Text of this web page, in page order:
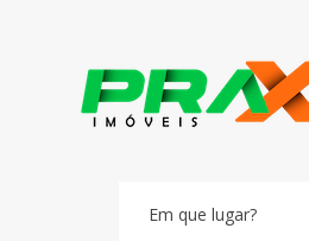
Em que lugar?